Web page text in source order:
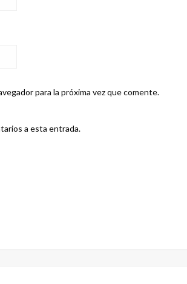
para la próxima vez que comente.
a esta entrada.